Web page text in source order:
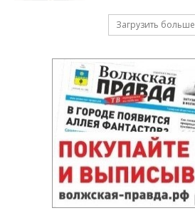
Загрузить больше